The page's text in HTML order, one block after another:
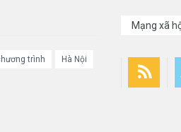
trình Hà Nội
Mạng xã